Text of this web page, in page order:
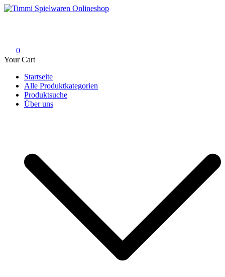
Skip
0
Your Cart
Startseite
Alle Produktkategorien
Produktsuche
Über uns